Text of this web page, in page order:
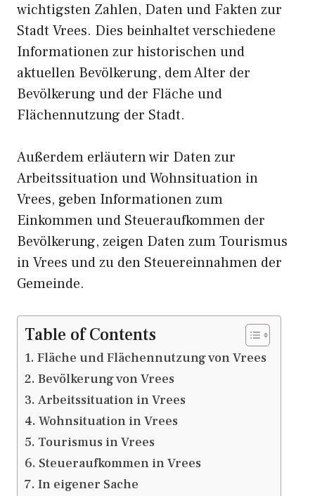
wichtigsten Zahlen, Daten und Fakten zur
Stadt Vrees. Dies beinhaltet verschiedene
Informationen zur historischen und
aktuellen Bevölkerung, dem Alter der
Bevölkerung und der Fläche und
Flächennutzung der Stadt.
Außerdem erläutern wir Daten zur
Arbeitssituation und Wohnsituation in
Vrees, geben Informationen zum
Einkommen und Steueraufkommen der
Bevölkerung, zeigen Daten zum Tourismus
in Vrees und zu den Steuereinnahmen der
Gemeinde.
Table of Contents
Fläche und Flächennutzung von Vrees
Bevölkerung von Vrees
Arbeitssituation in Vrees
Wohnsituation in Vrees
Tourismus in Vrees
Steueraufkommen in Vrees
In eigener Sache